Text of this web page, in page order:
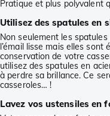
Pratique et plus polyvalent
Utilisez des spatules en
Non seulement les
l’émail lisse mais elles
conservation de votre
utilisez des spatules en
à perdre sa brillance. Ce
casseroles… !
Lavez vos ustensiles en